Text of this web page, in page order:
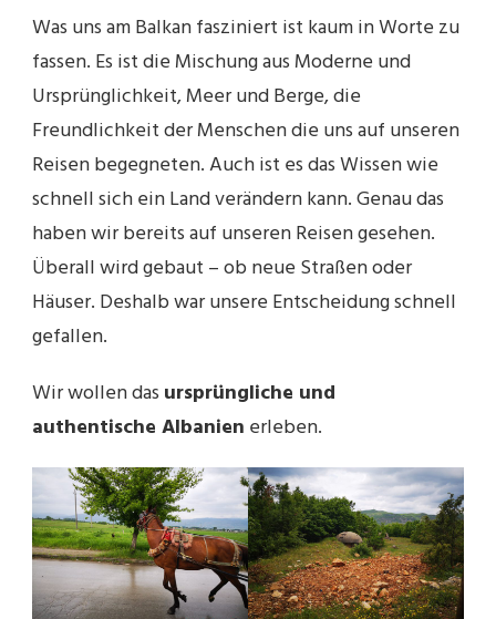
Was uns am Balkan fasziniert ist kaum in Worte zu
fassen. Es ist die Mischung aus Moderne und
Ursprünglichkeit, Meer und Berge, die
Freundlichkeit der Menschen die uns auf unseren
Reisen begegneten. Auch ist es das Wissen wie
schnell sich ein Land verändern kann. Genau das
haben wir bereits auf unseren Reisen gesehen.
Überall wird gebaut – ob neue Straßen oder
Häuser. Deshalb war unsere Entscheidung schnell
gefallen.
Wir wollen das ursprüngliche und
authentische Albanien erleben.